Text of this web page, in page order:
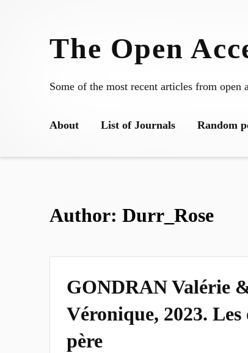
The Open
Some of the most recent articles from open
About List of Journals Random
Author: Durr_Rose
GONDRAN Valérie
Véronique, 2023.
père